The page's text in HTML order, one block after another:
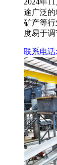
2024年
途广泛
矿产等
度易于
联系电话: